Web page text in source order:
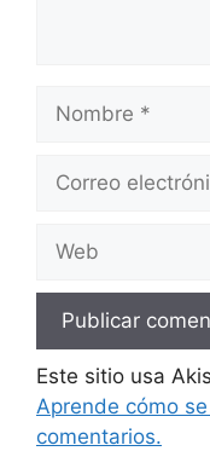
Nombre
Correo
Web
Este sitio usa
Aprende cómo
comentarios.